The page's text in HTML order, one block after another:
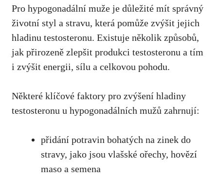
Pro hypogonadální muže je důležité mít správný
životní styl a stravu, která pomůže zvýšit jejich
hladinu testosteronu. Existuje několik způsobů,
jak přirozeně zlepšit produkci testosteronu a tím
i zvýšit energii, sílu a celkovou pohodu.
Některé klíčové faktory pro zvýšení hladiny
testosteronu u hypogonadálních mužů zahrnují:
přidání potravin bohatých na zinek do
stravy, jako jsou vlašské ořechy, hovězí
maso a semena